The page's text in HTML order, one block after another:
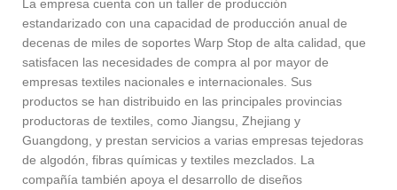
La empresa cuenta con un taller de producción
estandarizado con una capacidad de producción anual de
decenas de miles de soportes Warp Stop de alta calidad, que
satisfacen las necesidades de compra al por mayor de
empresas textiles nacionales e internacionales. Sus
productos se han distribuido en las principales provincias
productoras de textiles, como Jiangsu, Zhejiang y
Guangdong, y prestan servicios a varias empresas tejedoras
de algodón, fibras químicas y textiles mezclados. La
compañía también apoya el desarrollo de diseños